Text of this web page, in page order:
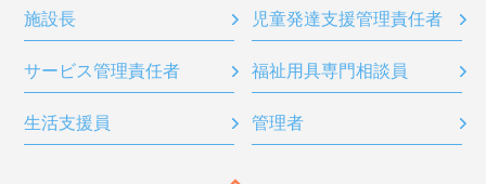
施設長 児童発達支援管理責任者
サービス管理責任者 福祉用具専門相談員
生活支援員 管理者